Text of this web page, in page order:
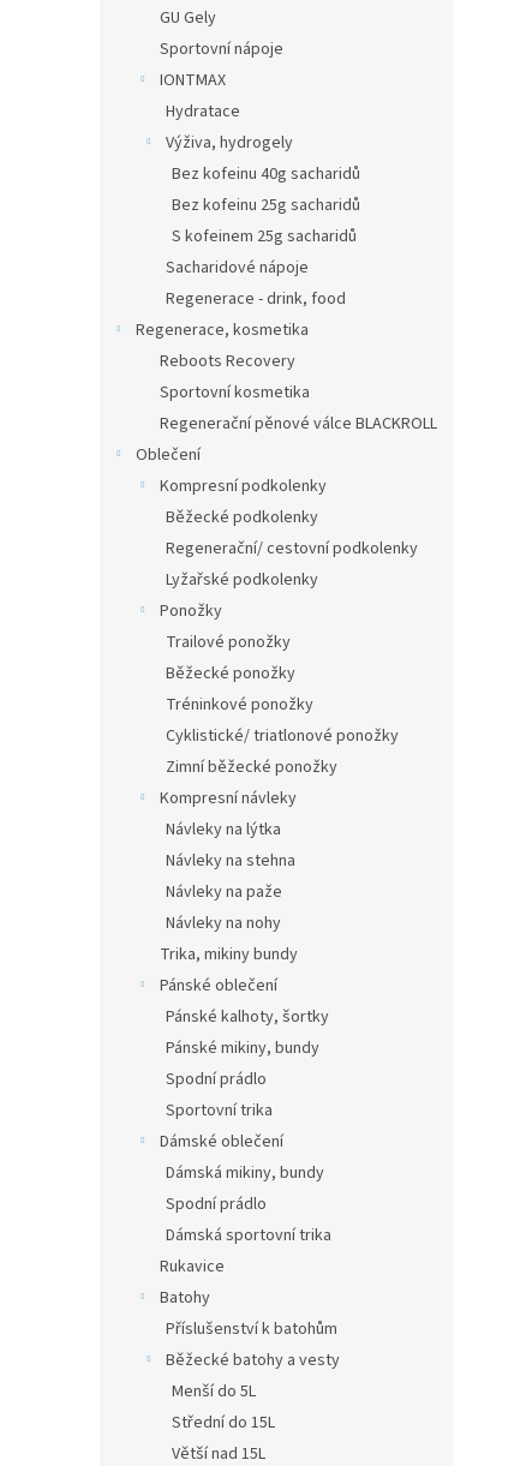
GU Gely
Sportovní nápoje
IONTMAX
Hydratace
Výživa, hydrogely
Bez kofeinu 40g sacharidů
Bez kofeinu 25g sacharidů
S kofeinem 25g sacharidů
Sacharidové nápoje
Regenerace - drink, food
Regenerace, kosmetika
Reboots Recovery
Sportovní kosmetika
Regenerační pěnové válce BLACKROLL
Oblečení
Kompresní podkolenky
Běžecké podkolenky
Regenerační/ cestovní podkolenky
Lyžařské podkolenky
Ponožky
Trailové ponožky
Běžecké ponožky
Tréninkové ponožky
Cyklistické/ triatlonové ponožky
Zimní běžecké ponožky
Kompresní návleky
Návleky na lýtka
Návleky na stehna
Návleky na paže
Návleky na nohy
Trika, mikiny bundy
Pánské oblečení
Pánské kalhoty, šortky
Pánské mikiny, bundy
Spodní prádlo
Sportovní trika
Dámské oblečení
Dámská mikiny, bundy
Spodní prádlo
Dámská sportovní trika
Rukavice
Batohy
Příslušenství k batohům
Běžecké batohy a vesty
Menší do 5L
Střední do 15L
Větší nad 15L